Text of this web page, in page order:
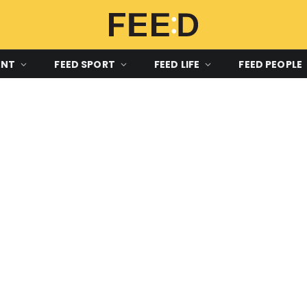
FEED SPORT FEED LIFE FEED PEOPLE